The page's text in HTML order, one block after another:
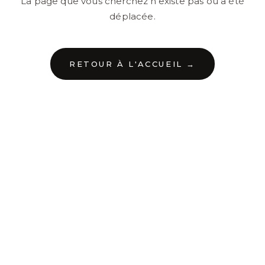
déplacée.
RETOUR À L'ACCUEIL →